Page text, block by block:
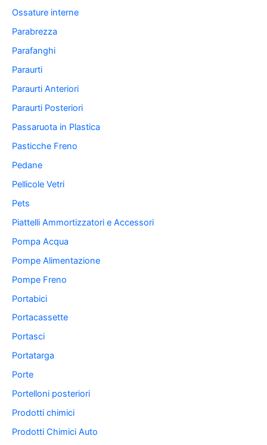
Ossature interne
Parabrezza
Parafanghi
Paraurti
Paraurti Anteriori
Paraurti Posteriori
Passaruota in Plastica
Pasticche Freno
Pedane
Pellicole Vetri
Pets
Piattelli Ammortizzatori e Accessori
Pompa Acqua
Pompe Alimentazione
Pompe Freno
Portabici
Portacassette
Portasci
Portatarga
Porte
Portelloni posteriori
Prodotti chimici
Prodotti Chimici Auto